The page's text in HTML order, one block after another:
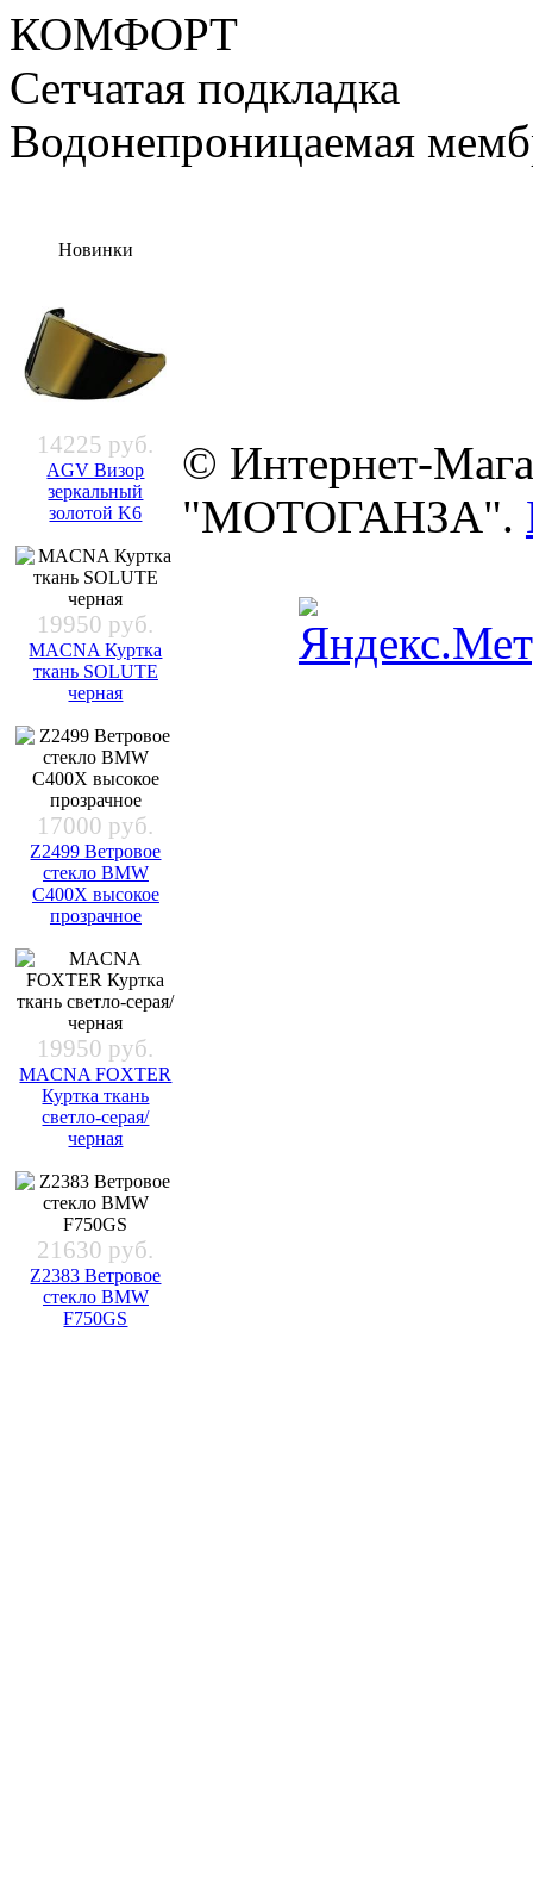
КОМФОРТ
Сетчатая подкладка
Водонепроницаемая
Новинки
14225 руб.
AGV Визор
зеркальный
золотой K6
19950 руб.
MACNA Куртка
ткань SOLUTE
черная
17000 руб.
Z2499 Ветровое
стекло BMW
C400X высокое
прозрачное
19950 руб.
MACNA FOXTER
Куртка ткань
светло-серая/
черная
21630 руб.
Z2383 Ветровое
стекло BMW
F750GS
© Интернет-
"МОТОГАНЗА".